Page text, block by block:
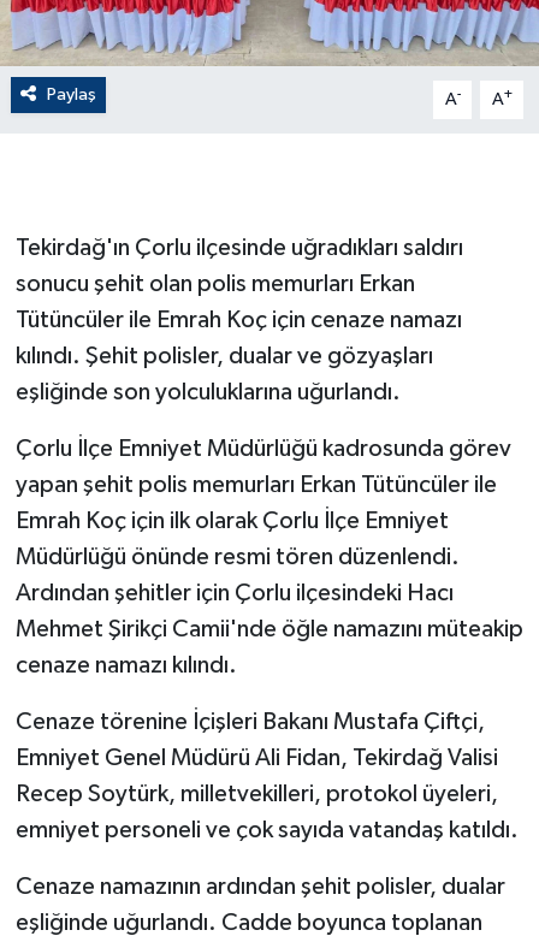
Paylaş A- A+
Tekirdağ'ın Çorlu ilçesinde uğradıkları saldırı
sonucu şehit olan polis memurları Erkan
Tütüncüler ile Emrah Koç için cenaze namazı
kılındı. Şehit polisler, dualar ve gözyaşları
eşliğinde son yolculuklarına uğurlandı.
Çorlu İlçe Emniyet Müdürlüğü kadrosunda görev
yapan şehit polis memurları Erkan Tütüncüler ile
Emrah Koç için ilk olarak Çorlu İlçe Emniyet
Müdürlüğü önünde resmi tören düzenlendi.
Ardından şehitler için Çorlu ilçesindeki Hacı
Mehmet Şirikçi Camii'nde öğle namazını müteakip
cenaze namazı kılındı.
Cenaze törenine İçişleri Bakanı Mustafa Çiftçi,
Emniyet Genel Müdürü Ali Fidan, Tekirdağ Valisi
Recep Soytürk, milletvekilleri, protokol üyeleri,
emniyet personeli ve çok sayıda vatandaş katıldı.
Cenaze namazının ardından şehit polisler, dualar
eşliğinde uğurlandı. Cadde boyunca toplanan
English News
Finans
Gayrimenkul
GENEL
GÜNDEM
HABERDE İNSAN
İş Dünyası
Jandarma
Kadın
KÜLTÜR SANAT
MAGAZİN
Otomobil